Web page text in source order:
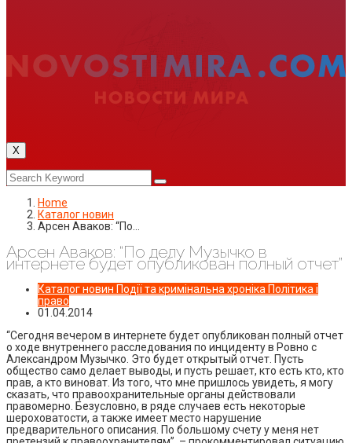
X
Home
Каталог новин
Арсен Аваков: “По…
Арсен Аваков: “По делу Музычко в
интернете будет опубликован полный отчет”
Каталог новин Події та кримінальна хроніка Політика і
право
01.04.2014
“Сегодня вечером в интернете будет опубликован полный отчет
о ходе внутреннего расследования по инциденту в Ровно с
Александром Музычко. Это будет открытый отчет. Пусть
общество само делает выводы, и пусть решает, кто есть кто, кто
прав, а кто виноват. Из того, что мне пришлось увидеть, я могу
сказать, что правоохранительные органы действовали
правомерно. Безусловно, в ряде случаев есть некоторые
шероховатости, а также имеет место нарушение
предварительного описания. По большому счету у меня нет